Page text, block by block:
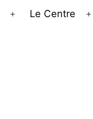
Ouvrir
Le Centre